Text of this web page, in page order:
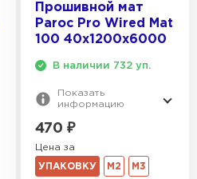
Прошивной мат
Paroc Pro Wired Mat
100 40х1200х6000
В наличии 732 уп.
Показать
информацию
470 ₽
Цена за
УПАКОВКУ М2 М3